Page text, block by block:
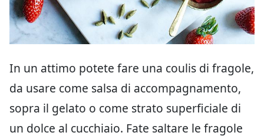
In un attimo potete fare una coulis di fragole,
da usare come salsa di accompagnamento,
sopra il gelato o come strato superficiale di
un dolce al cucchiaio. Fate saltare le fragole